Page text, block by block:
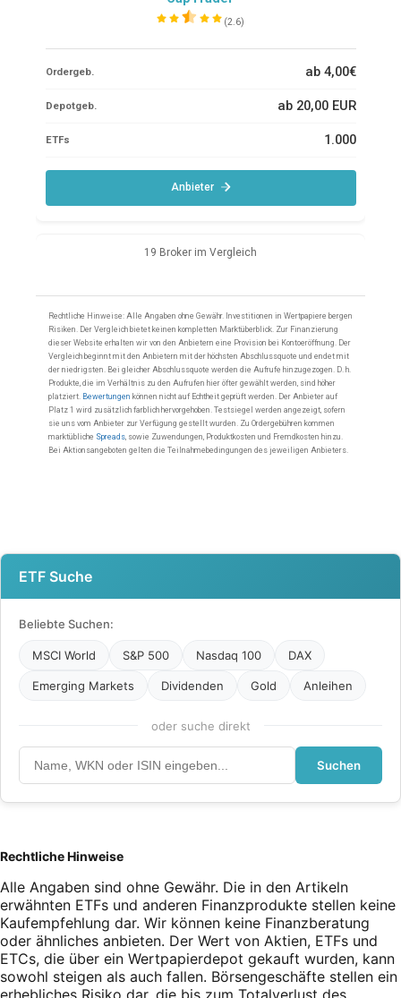
ETF Suche
Beliebte Suchen:
MSCI World S&P 500 Nasdaq 100 DAX
Emerging Markets Dividenden Gold Anleihen
oder suche direkt
Suchen
Rechtliche Hinweise
Alle Angaben sind ohne Gewähr. Die in den Artikeln
erwähnten ETFs und anderen Finanzprodukte stellen keine
Kaufempfehlung dar. Wir können keine Finanzberatung
oder ähnliches anbieten. Der Wert von Aktien, ETFs und
ETCs, die über ein Wertpapierdepot gekauft wurden, kann
sowohl steigen als auch fallen. Börsengeschäfte stellen ein